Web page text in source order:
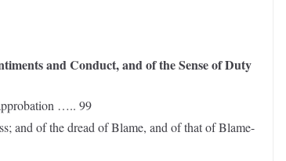
and Conduct, and of the Sense of Duty
….. 99
and of the dread of Blame, and of that of Blame-